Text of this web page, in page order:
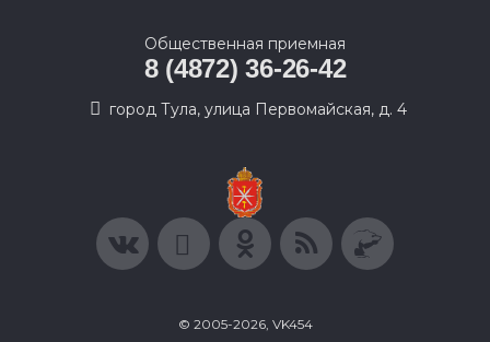
Общественная приемная
8 (4872) 36-26-42
город Тула, улица Первомайская, д. 4
© 2005-2026, VK454